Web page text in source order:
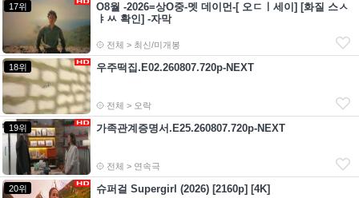
17위
O8월 -2026=상O중-멧 데이먼-[ 오ㄷㅣ세이] [화질 스ㅅ
ㅑㅆ 확인] -자막
전체 > 최신/미개봉
18위 우주떡집.E02.260807.720p-NEXT
전체 > 오락
19위 가족관계증명서.E25.260807.720p-NEXT
전체 > 연속극
20위 슈퍼걸 Supergirl (2026) [2160p] [4K]